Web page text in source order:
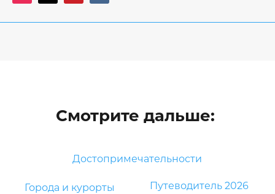
Смотрите дальше:
Достопримечательности
Города и курорты Путеводитель 2026